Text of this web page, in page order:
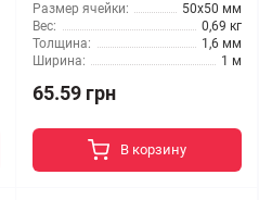
Размер ячейки:
50x50 мм
Вес:
0,69 кг
Толщина:
1,6 мм
Ширина:
1 м
65.59 грн
В корзину